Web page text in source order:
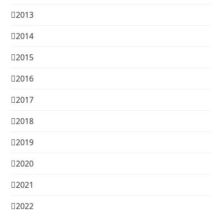
2013
2014
2015
2016
2017
2018
2019
2020
2021
2022